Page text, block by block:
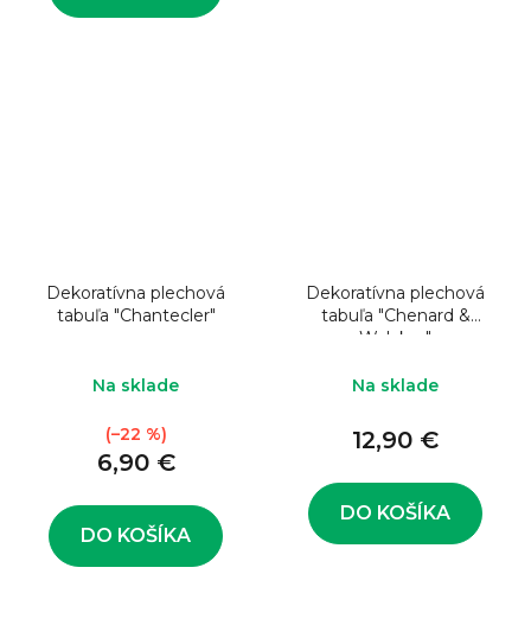
Dekoratívna plechová
tabuľa "Chantecler"
Na sklade
6,90 €
(–22 %)
DO KOŠÍKA
Dekoratívna plechová
tabuľa "Chenard &
Walcker"
Na sklade
12,90 €
DO KOŠÍKA